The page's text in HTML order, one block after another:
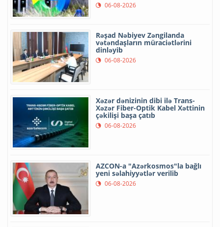
06-08-2026
Rəşad Nəbiyev Zəngilanda
vətəndaşların müraciətlərini
dinləyib
06-08-2026
Xəzər dənizinin dibi ilə Trans-
Xəzər Fiber-Optik Kabel Xəttinin
çəkilişi başa çatıb
06-08-2026
AZCON-a "Azərkosmos"la bağlı
yeni səlahiyyətlər verilib
06-08-2026